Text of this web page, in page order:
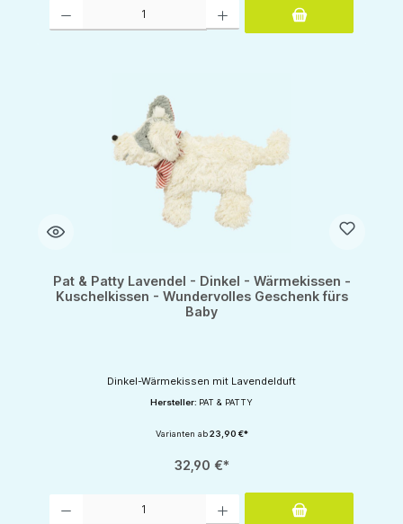
Pat & Patty Lavendel - Dinkel - Wärmekissen -
Kuschelkissen - Wundervolles Geschenk fürs
Baby
Dinkel-Wärmekissen mit Lavendelduft
Hersteller: PAT & PATTY
Varianten ab23,90 €*
32,90 €*